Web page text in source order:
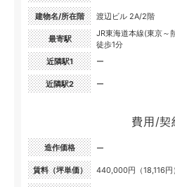
建物名/所在階 渡辺ビル 2A/2階
最寄駅
JR東海道本線(東京～
徒歩1分
近隣駅1
ー
近隣駅2 ー
費用/契
造作価格 ー
賃料（坪単価） 440,000円（18,116円）